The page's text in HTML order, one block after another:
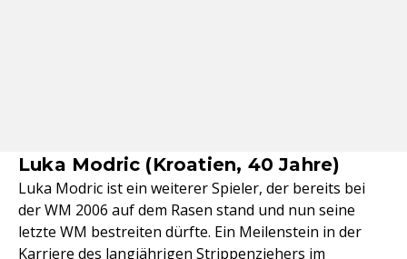
Luka Modric (Kroatien, 40 Jahre)
Luka Modric ist ein weiterer Spieler, der bereits bei
der WM 2006 auf dem Rasen stand und nun seine
letzte WM bestreiten dürfte. Ein Meilenstein in der
Karriere des langjährigen Strippenziehers im